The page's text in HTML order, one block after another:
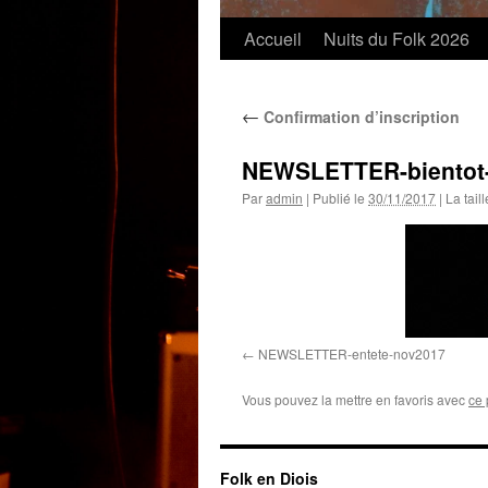
Accueil Nuits du Folk 2026
← Confirmation d’inscription
NEWSLETTER-
Paradmin | Publié le 30/11/2017 | La
NEWSLETTER-entete-nov2017
Vous pouvez la mettre en favoris avecce
Folk en Diois